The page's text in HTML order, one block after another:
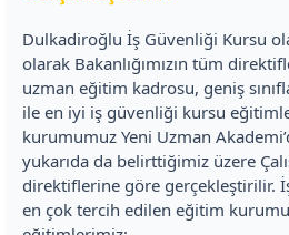
Dulkadiroğlu İş Güvenliği Kursu
olarak Bakanlığımızın tüm
uzman eğitim kadrosu, geniş
ile en iyi iş güvenliği kursu
kurumumuz Yeni Uzman
yukarıda da belirttiğimiz üzere
direktiflerine göre gerçekleştirilir.
en çok tercih edilen eğitim